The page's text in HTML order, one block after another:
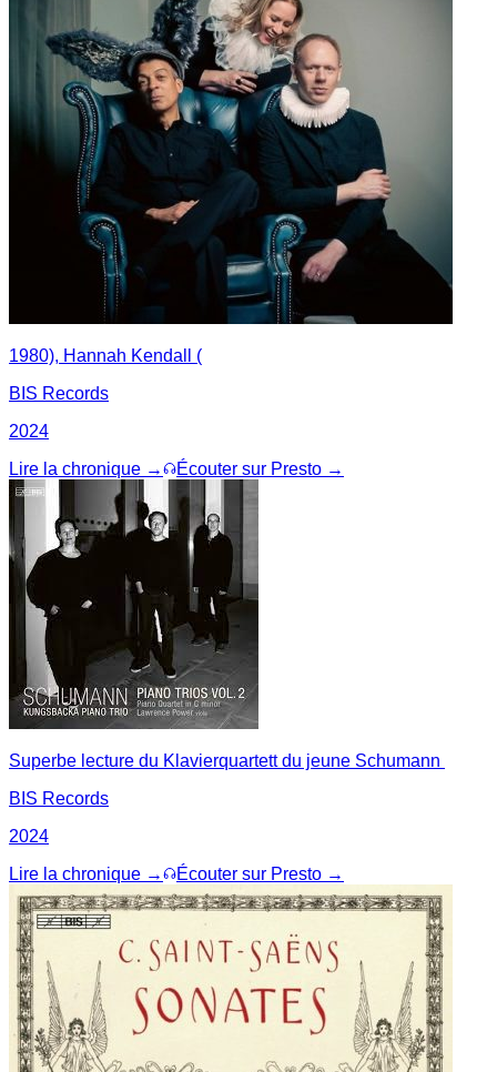
1980), Hannah Kendall (
BIS Records
2024
Lire la chronique →
Écouter sur Presto →
Superbe lecture du Klavierquartett du jeune Schumann
BIS Records
2024
Lire la chronique →
Écouter sur Presto →